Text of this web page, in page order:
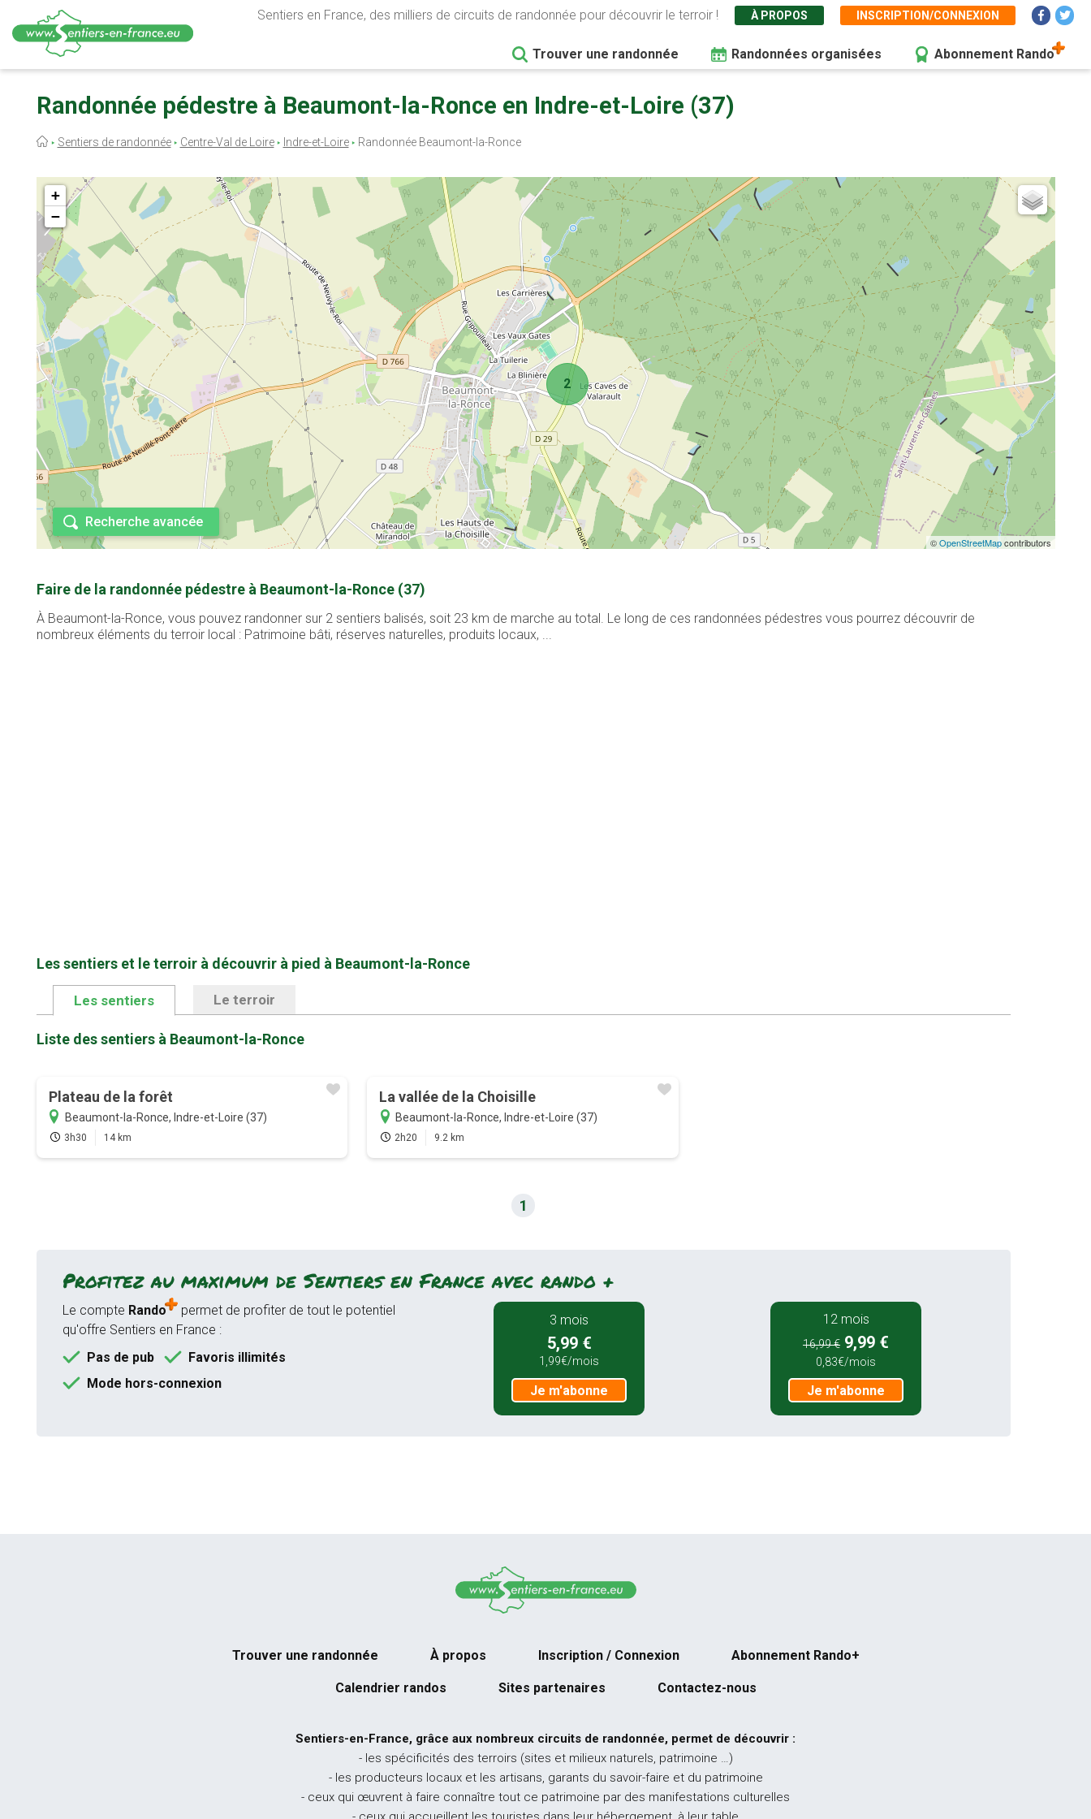
contenu
Sentiers en France, des milliers de circuits de randonnée pour découvrir le terroir ! À PROPOS INSCRIPTION/CONNEXION
Trouver une randonnée Randonnées organisées Abonnement Rando
Randonnée pédestre à Beaumont-la-Ronce en Indre-et-Loire (37)
Fil
Sentiers de randonnée Centre-Val de Loire Indre-et-Loire Randonnée Beaumont-la-Ronce
2
+
−
©OpenStreetMapcontributors
Recherche avancée
Faire de la randonnée pédestre à Beaumont-la-Ronce (37)
À Beaumont-la-Ronce, vous pouvez randonner sur 2 sentiers balisés, soit 23 km de marche au total. Le long de ces randonnées pédestres vous pourrez découvrir de
nombreux éléments du terroir local : Patrimoine bâti, réserves naturelles, produits locaux, ...
Les sentiers et le terroir à découvrir à pied à Beaumont-la-Ronce
Les sentiers Le terroir
Liste des sentiers à Beaumont-la-Ronce
Plateau de la forêt
Beaumont-la-Ronce, Indre-et-Loire (37)
3h30 14 km
La vallée de la Choisille
Beaumont-la-Ronce, Indre-et-Loire (37)
2h20 9.2 km
1
Profitez au maximum de Sentiers en France avec rando +
Le compte Rando
permet de profiter de tout le potentiel
qu'offre Sentiers en France :
Pas de pub
Favoris illimités
Mode hors-connexion
3 mois
5,99 €
1,99€/mois
Je m'abonne
12 mois
16,99 € 9,99 €
0,83€/mois
Je m'abonne
Trouver une randonnée À propos Inscription / Connexion Abonnement Rando+
Calendrier randos Sites partenaires Contactez-nous
Sentiers-en-France, grâce aux nombreux circuits de randonnée, permet de découvrir :
- les spécificités des terroirs (sites et milieux naturels, patrimoine …)
- les producteurs locaux et les artisans, garants du savoir-faire et du patrimoine
- ceux qui œuvrent à faire connaître tout ce patrimoine par des manifestations culturelles